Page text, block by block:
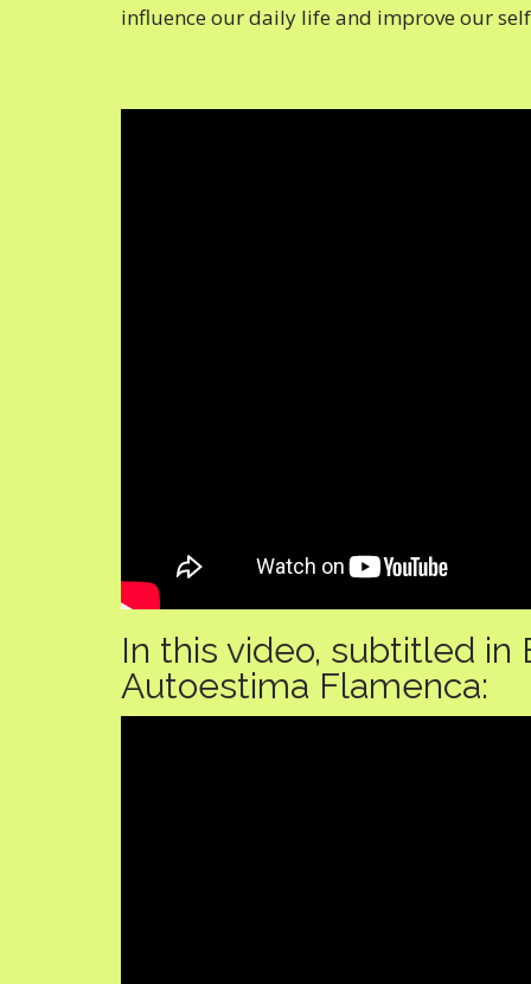
influence our daily life and improve our
In this video, subtitled in
Autoestima Flamenca: